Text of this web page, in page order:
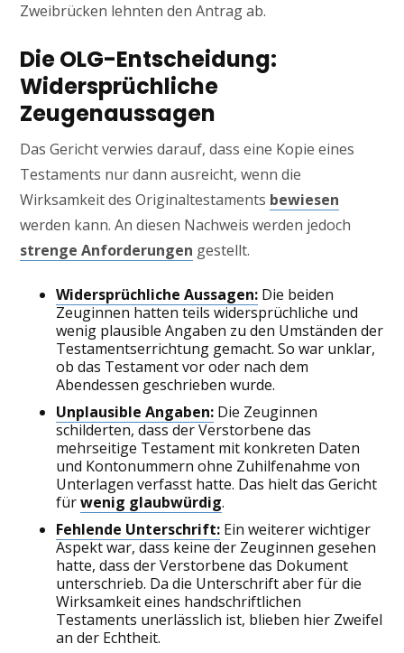
Zweibrücken lehnten den Antrag ab.
Die OLG-Entscheidung:
Widersprüchliche
Zeugenaussagen
Das Gericht verwies darauf, dass eine Kopie eines
Testaments nur dann ausreicht, wenn die
Wirksamkeit des Originaltestaments bewiesen
werden kann. An diesen Nachweis werden jedoch
strenge Anforderungen gestellt.
Widersprüchliche Aussagen: Die beiden
Zeuginnen hatten teils widersprüchliche und
wenig plausible Angaben zu den Umständen der
Testamentserrichtung gemacht. So war unklar,
ob das Testament vor oder nach dem
Abendessen geschrieben wurde.
Unplausible Angaben: Die Zeuginnen
schilderten, dass der Verstorbene das
mehrseitige Testament mit konkreten Daten
und Kontonummern ohne Zuhilfenahme von
Unterlagen verfasst hatte. Das hielt das Gericht
fürwenig glaubwürdig.
Fehlende Unterschrift: Ein weiterer wichtiger
Aspekt war, dass keine der Zeuginnen gesehen
hatte, dass der Verstorbene das Dokument
unterschrieb. Da die Unterschrift aber für die
Wirksamkeit eines handschriftlichen
Testaments unerlässlich ist, blieben hier Zweifel
an der Echtheit.